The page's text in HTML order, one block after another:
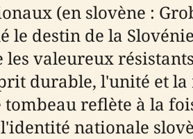
(en slovène :
destin de la
valeureux
durable, l'unité et la
tombeau reflète à la
nationale